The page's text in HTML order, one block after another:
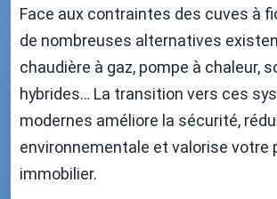
Face aux contraintes des cuves à
de nombreuses alternatives
chaudière à gaz, pompe à chaleur,
hybrides… La transition vers ces
modernes améliore la sécurité,
environnementale et valorise votre
immobilier.